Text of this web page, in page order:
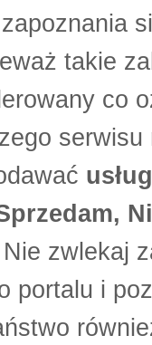
takie
co
zwlekaj
portalu i